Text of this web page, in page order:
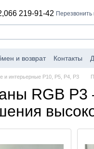
066 219-91-42 Перезвонить
и возврат Контакты
и интерьерные P10, P5, P4, P3
RGB